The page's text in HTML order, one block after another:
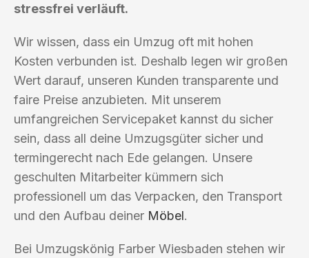
stressfrei verläuft.
Wir wissen, dass ein Umzug oft mit hohen
Kosten verbunden ist. Deshalb legen wir großen
Wert darauf, unseren Kunden transparente und
faire Preise anzubieten. Mit unserem
umfangreichen Servicepaket kannst du sicher
sein, dass all deine Umzugsgüter sicher und
termingerecht nach Ede gelangen. Unsere
geschulten Mitarbeiter kümmern sich
professionell um das Verpacken, den Transport
und den Aufbau deiner Möbel.
Bei Umzugskönig Farber Wiesbaden stehen wir